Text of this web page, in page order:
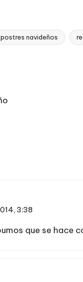
postres navideños
3:38
que se hace